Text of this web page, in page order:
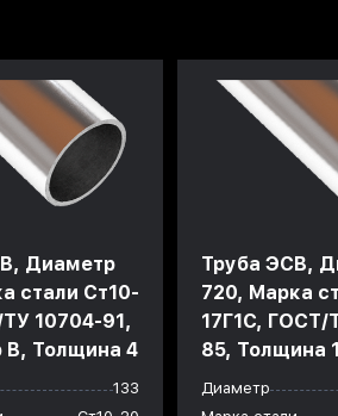
Диаметр
стали Ст10-
10704-91,
В, Толщина 4
133
Труба ЭСВ,
720, Марка
17Г1С, ГОСТ/
85, Толщина
Диаметр